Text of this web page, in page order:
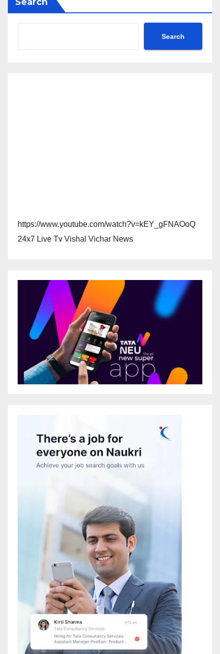
Search
https://www.youtube.com/watch?v=kEY_gFNAOoQ
24x7 Live Tv Vishal Vichar News